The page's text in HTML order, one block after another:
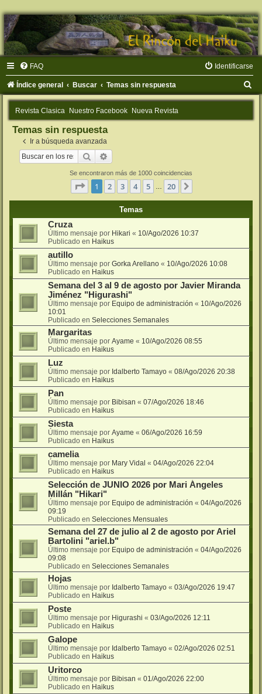
FAQ Identificarse
Índice general Buscar Temas sin respuesta
u
Revista Clasica Nuestro Facebook Nueva Revista
Temas sin respuesta
Ir a búsqueda avanzada
Buscar
Se encontraron más de 1000 coincidencias
Página de 20
1 2 3 4 5 20
Temas
Cruza
Último mensaje por Hikari « 10/Ago/2026 10:37
Publicado en Haikus
autillo
Último mensaje por Gorka Arellano « 10/Ago/2026 10:08
Publicado en Haikus
Semana del 3 al 9 de agosto por Javier Miranda
Jiménez "Higurashi"
Último mensaje por Equipo de administración « 10/Ago/2026
10:01
Publicado en Selecciones Semanales
Margaritas
Último mensaje por Ayame « 10/Ago/2026 08:55
Publicado en Haikus
Luz
Último mensaje por Idalberto Tamayo « 08/Ago/2026 20:38
Publicado en Haikus
Pan
Último mensaje por Bibisan « 07/Ago/2026 18:46
Publicado en Haikus
Siesta
Último mensaje por Ayame « 06/Ago/2026 16:59
Publicado en Haikus
camelia
Último mensaje por Mary Vidal « 04/Ago/2026 22:04
Publicado en Haikus
Selección de JUNIO 2026 por Mari Ángeles
Millán "Hikari"
Último mensaje por Equipo de administración « 04/Ago/2026
09:19
Publicado en Selecciones Mensuales
Semana del 27 de julio al 2 de agosto por Ariel
Bartolini "ariel.b"
Último mensaje por Equipo de administración « 04/Ago/2026
09:08
Publicado en Selecciones Semanales
Hojas
Último mensaje por Idalberto Tamayo « 03/Ago/2026 19:47
Publicado en Haikus
Poste
Último mensaje por Higurashi « 03/Ago/2026 12:11
Publicado en Haikus
Galope
Último mensaje por Idalberto Tamayo « 02/Ago/2026 02:51
Publicado en Haikus
Uritorco
Último mensaje por Bibisan « 01/Ago/2026 22:00
Publicado en Haikus